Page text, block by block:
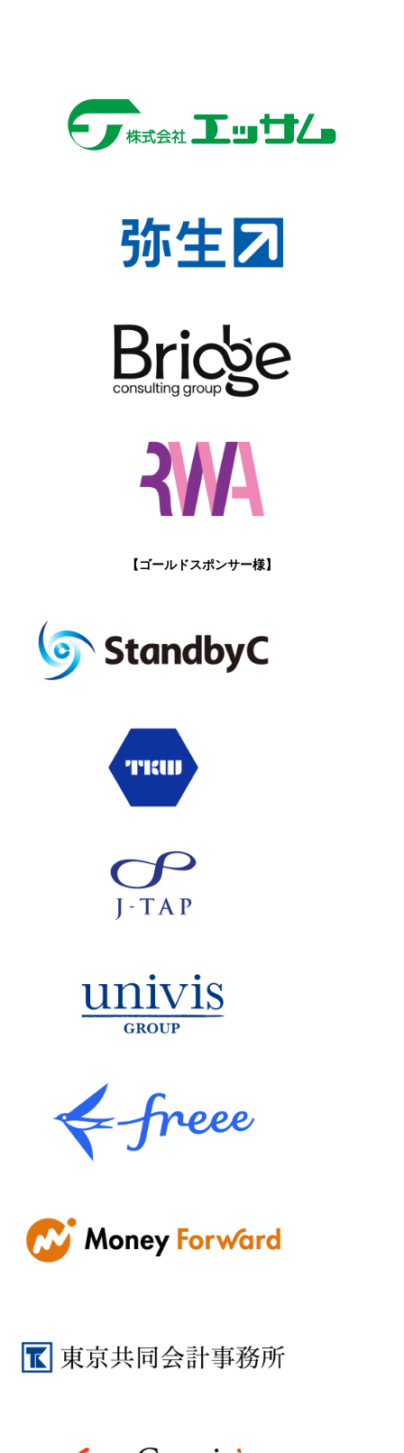
【ゴールドスポンサー様】